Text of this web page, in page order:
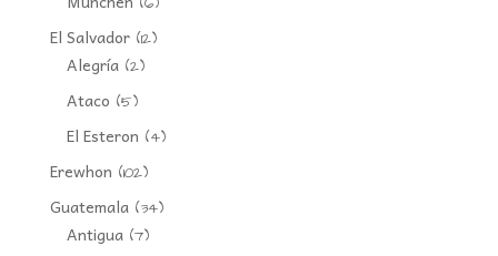
El Salvador(12)
Alegría(2)
Ataco (5)
El Esteron (4)
Erewhon (102)
Guatemala(34)
Antigua(7)